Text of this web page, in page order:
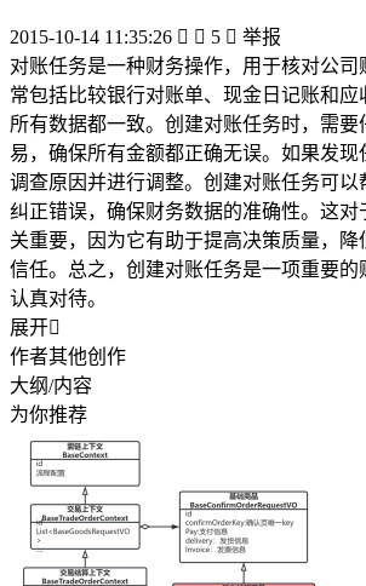
2015-10-14 11:35:26   5  举报
对账任务是一种财务操作，用于核对公司
常包括比较银行对账单、现金日记账和
所有数据都一致。创建对账任务时，需要
易，确保所有金额都正确无误。如果发现
调查原因并进行调整。创建对账任务可以
纠正错误，确保财务数据的准确性。这对
关重要，因为它有助于提高决策质量，降
信任。总之，创建对账任务是一项重要的
认真对待。
展开
作者其他创作
大纲/内容
为你推荐